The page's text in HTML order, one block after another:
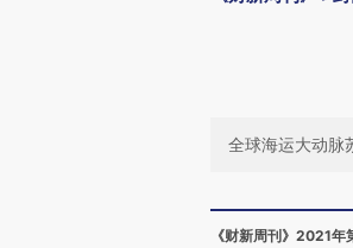
全球海运大动脉
《财新周刊》2021年